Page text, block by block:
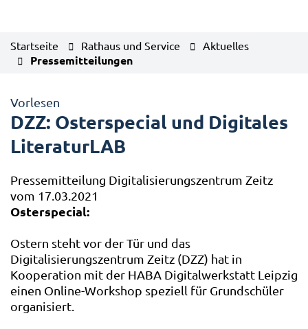
Startseite Rathaus und Service Aktuelles
Pressemitteilungen
Vorlesen
DZZ: Osterspecial und Digitales
LiteraturLAB
Pressemitteilung Digitalisierungszentrum Zeitz
vom 17.03.2021
Osterspecial:
Ostern steht vor der Tür und das
Digitalisierungszentrum Zeitz (DZZ) hat in
Kooperation mit der HABA Digitalwerkstatt Leipzig
einen Online-Workshop speziell für Grundschüler
organisiert.